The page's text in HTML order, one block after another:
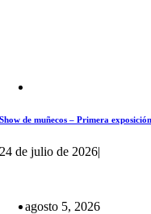
Show de muñecos – Primera
24 de julio de 2026|
agosto 5, 2026